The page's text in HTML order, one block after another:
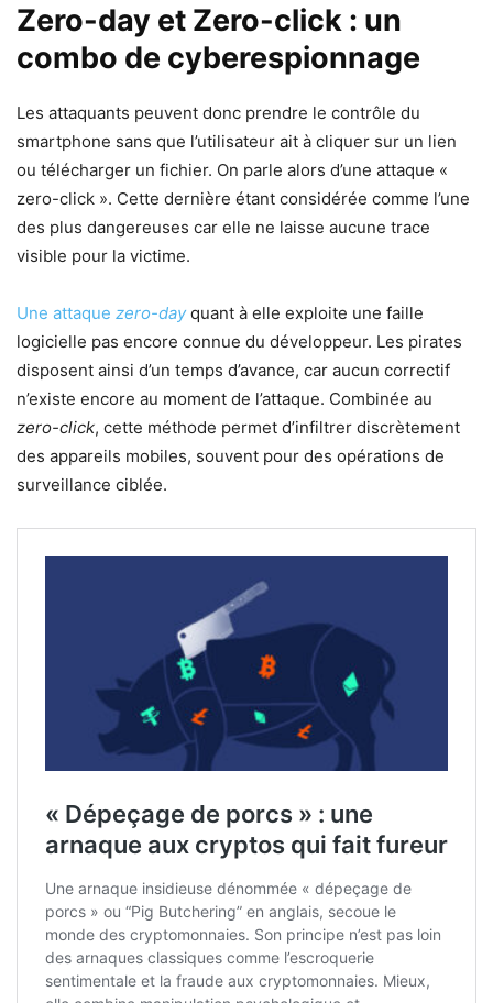
Zero-day et Zero-click : un
combo de cyberespionnage
Les attaquants peuvent donc prendre le contrôle du
smartphone sans que l’utilisateur ait à cliquer sur un lien
ou télécharger un fichier. On parle alors d’une attaque «
zero-click ». Cette dernière étant considérée comme l’une
des plus dangereuses car elle ne laisse aucune trace
visible pour la victime.
Une attaque zero-day quant à elle exploite une faille
logicielle pas encore connue du développeur. Les pirates
disposent ainsi d’un temps d’avance, car aucun correctif
n’existe encore au moment de l’attaque. Combinée au
zero-click, cette méthode permet d’infiltrer discrètement
des appareils mobiles, souvent pour des opérations de
surveillance ciblée.